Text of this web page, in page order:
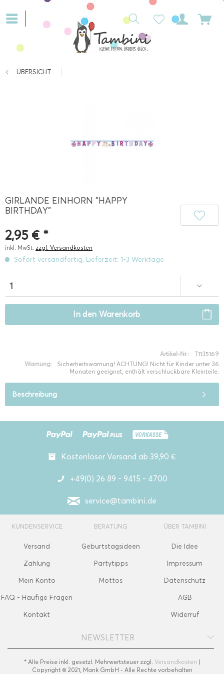
ÜBERSICHT
GIRLANDE EINHORN "HAPPY
BIRTHDAY"
2,95 € *
inkl. MwSt. zzgl. Versandkosten
Sofort versandfertig, Lieferzeit: 1-3 Werktage
In den Warenkorb
Artikel-Nr.:
T1135169
Warnung:
Sicherheitswarnung! ACHTUNG! Nicht für Kinder unter 36
Monaten geeignet, enthält verschluckbare Kleinteile.
Beschreibung
Kostenloser Versand ab 39,90 €
+49(0) 26 89 - 9415 - 4700
service@tambini.de
KUNDENSERVICE
Versand
Zahlung
Mein Konto
FAQ - Häufige Fragen
Kontakt
BERATUNG
Geburtstagsideen
Partytipps
Mottos
ÜBER TAMBINI
Die Idee
Impressum
Datenschutz
AGB
Widerruf
NEWSLETTER
* Alle Preise inkl. gesetzl. Mehrwertsteuer zzgl. Versandkosten |
Copyright © 2021, Mank GmbH - Alle Rechte vorbehalten